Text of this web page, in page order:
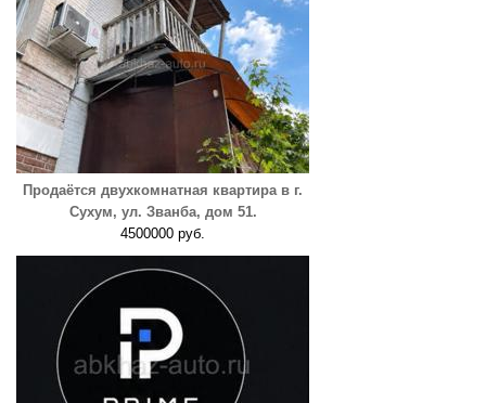
Продаётся двухкомнатная квартира в г.
Сухум, ул. Званба, дом 51.
4500000 руб.